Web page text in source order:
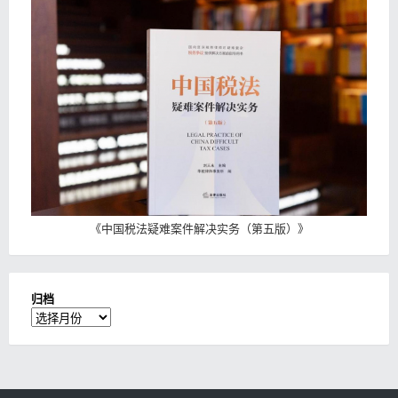
《中国税法疑难案件解决实务（第五版） 》
归档
归
档